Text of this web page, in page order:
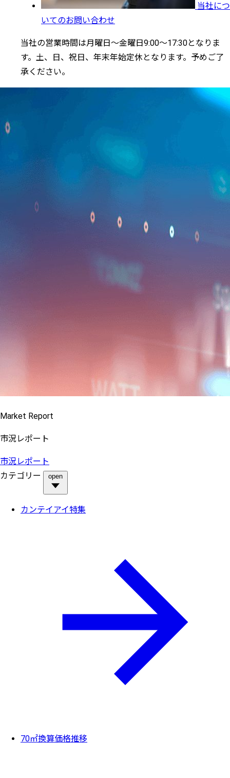
当社につ
いてのお問い合わせ
当社の営業時間は月曜日～金曜日9:00～17:30となりま
す。土、日、祝日、年末年始定休となります。予めご了
承ください。
Market Report
市況レポート
市況レポート
カテゴリー
open
カンテイアイ特集
70㎡換算価格推移